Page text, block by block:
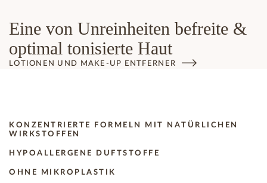
Eine von Unreinheiten befreite &
optimal tonisierte Haut
LOTIONEN UND MAKE-UP ENTFERNER
KONZENTRIERTE FORMELN MIT NATÜRLICHEN
WIRKSTOFFEN
HYPOALLERGENE DUFTSTOFFE
OHNE MIKROPLASTIK